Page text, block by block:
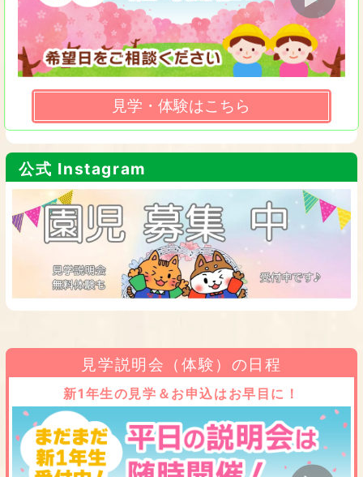
見学・体験はこちら
公式 Instagram
見学説明会（体験）の日程
新1年生の見学＆お申込はお早目に！